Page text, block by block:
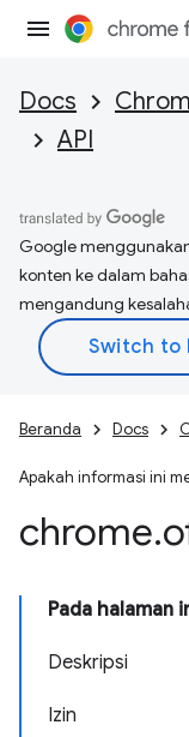
Docs
API
Google
konten ke dalam
mengandung
Beranda Docs
Apakah informasi ini
chrome.
Pada halaman
Deskripsi
Izin